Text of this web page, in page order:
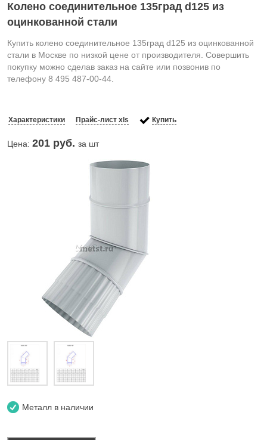
Колено соединительное 135град d125 из
оцинкованной стали
Купить колено соединительное 135град d125 из оцинкованной
стали в Москве по низкой цене от производителя. Совершить
покупку можно сделав заказ на сайте или позвонив по
телефону 8 495 487-00-44.
Характеристики Прайс-лист xls Купить
Цена: 201 руб. за шт
Металл в наличии